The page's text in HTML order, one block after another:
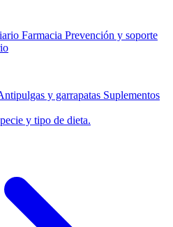
Farmacia Prevención y soporte
y garrapatas Suplementos
y tipo de dieta.